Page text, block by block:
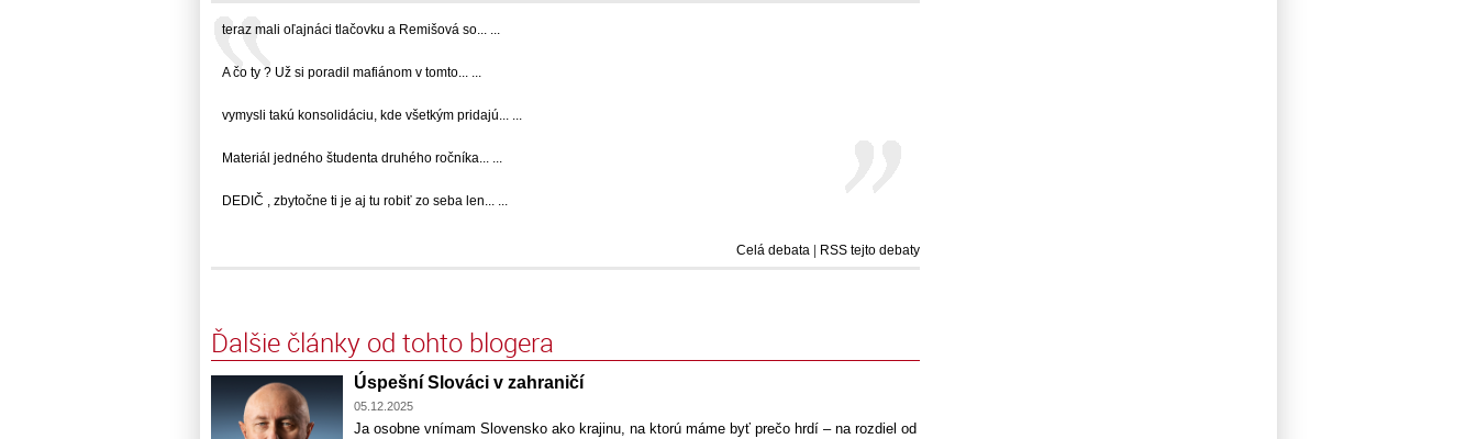
teraz mali oľajnáci tlačovku a Remišová so... ...
A čo ty ? Už si poradil mafiánom v tomto... ...
vymysli takú konsolidáciu, kde všetkým pridajú... ...
Materiál jedného študenta druhého ročníka... ...
DEDIČ , zbytočne ti je aj tu robiť zo seba len... ...
Celá debata | RSS tejto debaty
Ďalšie články od tohto blogera
Úspešní Slováci v zahraničí
05.12.2025
Ja osobne vnímam Slovensko ako krajinu, na ktorú máme byť prečo hrdí – na rozdiel od